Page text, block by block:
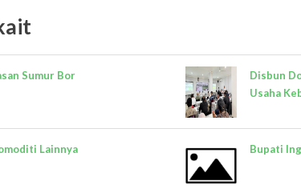
Sumur Bor
Lainnya
Disbun
Usaha
Bupati